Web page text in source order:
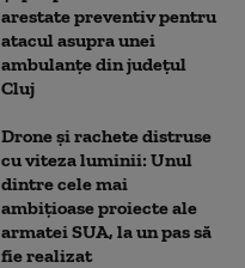
arestate preventiv pentru
atacul asupra unei
ambulanțe din județul
Cluj
Drone și rachete distruse
cu viteza luminii: Unul
dintre cele mai
ambițioase proiecte ale
armatei SUA, la un pas să
fie realizat